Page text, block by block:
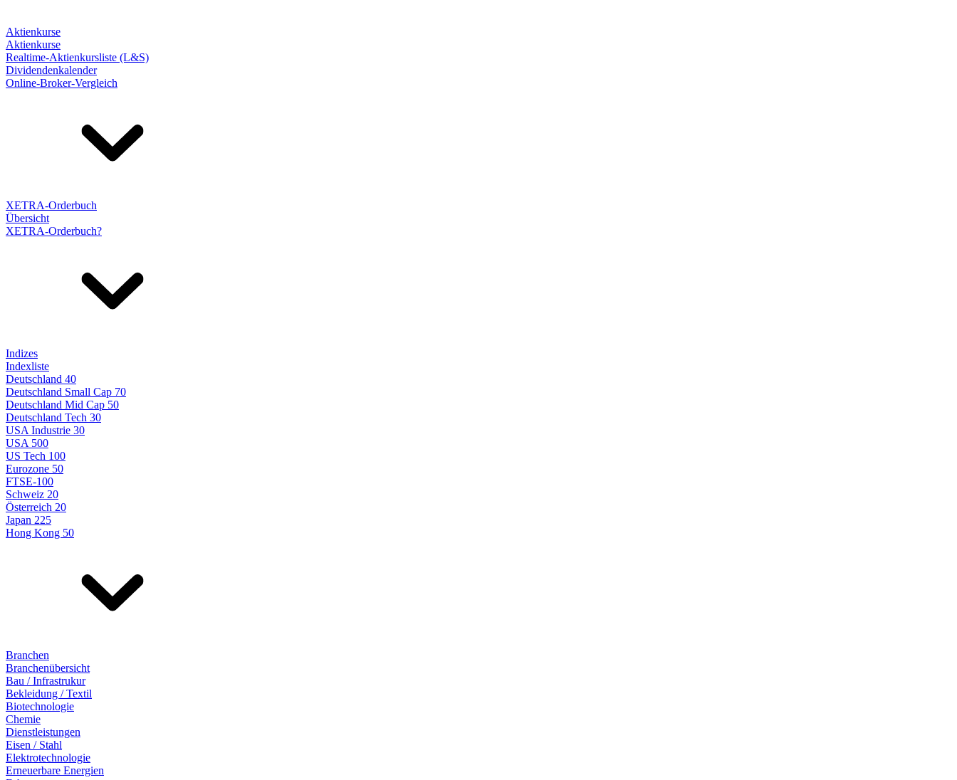
Aktienkurse
Aktienkurse
Realtime-Aktienkursliste (L&S)
Dividendenkalender
Online-Broker-Vergleich
XETRA-Orderbuch
Übersicht
XETRA-Orderbuch?
Indizes
Indexliste
Deutschland 40
Deutschland Small Cap 70
Deutschland Mid Cap 50
Deutschland Tech 30
USA Industrie 30
USA 500
US Tech 100
Eurozone 50
FTSE-100
Schweiz 20
Österreich 20
Japan 225
Hong Kong 50
Branchen
Branchenübersicht
Bau / Infrastrukur
Bekleidung / Textil
Biotechnologie
Chemie
Dienstleistungen
Eisen / Stahl
Elektrotechnologie
Erneuerbare Energien